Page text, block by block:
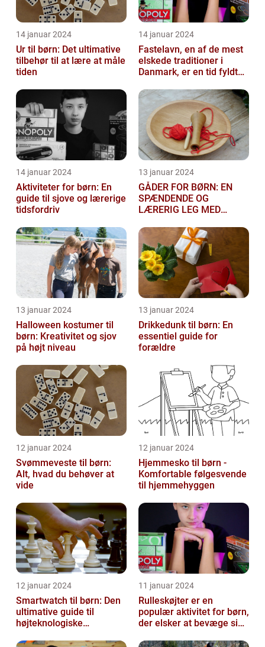
14 januar 2024
Ur til børn: Det ultimative
tilbehør til at lære at måle
tiden
14 januar 2024
Fastelavn, en af de mest
elskede traditioner i
Danmark, er en tid fyldt
festligheder fo...
14 januar 2024
Aktiviteter for børn: En
guide til sjove og lærerige
tidsfordriv
13 januar 2024
GÅDER FOR BØRN: EN
SPÆNDENDE OG
LÆRERIG LEG MED
13 januar 2024
Halloween kostumer til
børn: Kreativitet og sjov
på højt niveau
13 januar 2024
Drikkedunk til børn: En
essentiel guide for
forældre
12 januar 2024
Svømmeveste til børn:
Alt, hvad du behøver at
vide
12 januar 2024
Hjemmesko til børn -
Komfortable følgesvende
til hjemmehyggen
12 januar 2024
Smartwatch til børn: Den
ultimative guide til
højteknologiske
11 januar 2024
Rulleskøjter er en
populær aktivitet for børn,
der elsker at bevæge sig